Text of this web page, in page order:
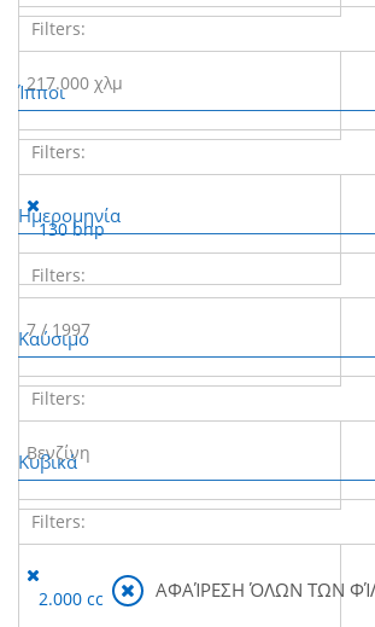
Filters:
217.000 χλμ
Ίπποι
Filters:
130 bhp
Ημερομηνία
Filters:
7 / 1997
Καύσιμο
Filters:
Βενζίνη
Κυβικά
Filters:
2.000 cc ΑΦΑΊΡΕΣΗ ΌΛΩΝ ΤΩΝ